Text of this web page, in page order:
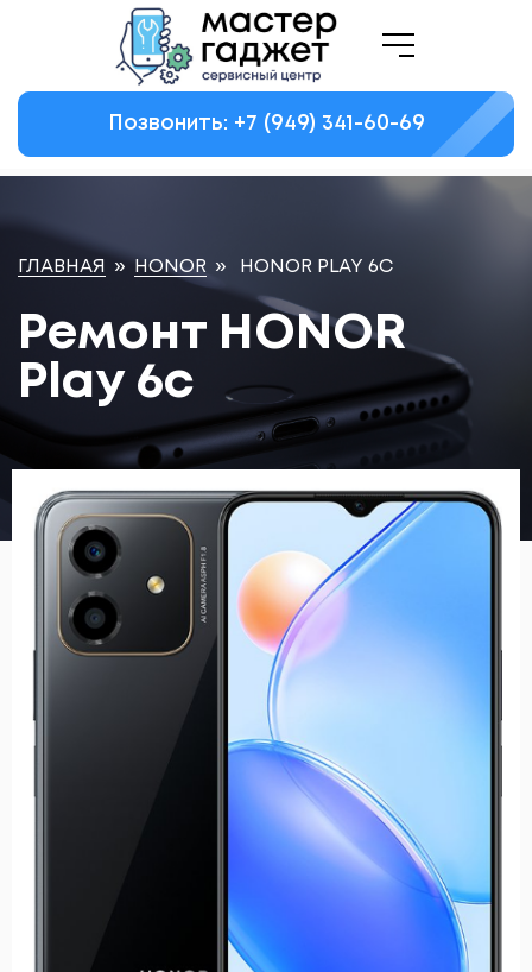
Позвонить: +7 (949) 341-60-69
ГЛАВНАЯ » HONOR » HONOR PLAY 6C
Ремонт HONOR
Play 6c